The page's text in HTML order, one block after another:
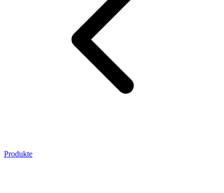
Produkte